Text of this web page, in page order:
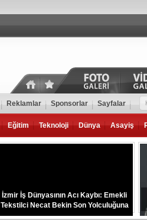
Reklamlar Sponsorlar Sayfalar
Eğitim Teknoloji Dünya Asayiş
İzmir İş Dünyasının Acı Kaybı: Emekli
Tekstilci Necat Bekin Son Yolculuğuna
Uğurlandı.